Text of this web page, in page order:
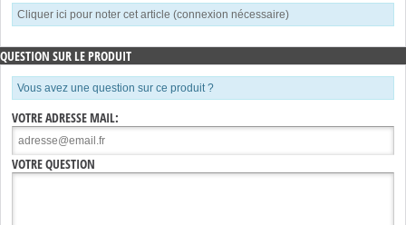
Cliquer ici pour noter cet article (connexion nécessaire)
QUESTION SUR LE PRODUIT
Vous avez une question sur ce produit ?
VOTRE ADRESSE MAIL:
VOTRE QUESTION